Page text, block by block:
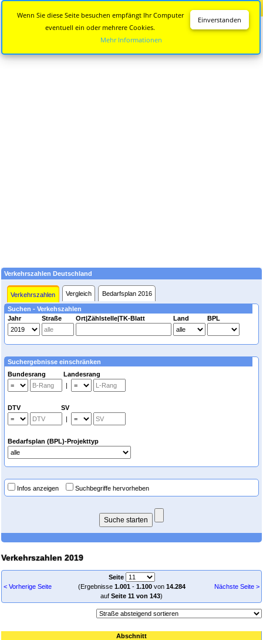
Verkehrszahlen Deutschland
Verkehrszahlen Vergleich Bedarfsplan 2016
Suchen - Verkehszahlen
Jahr
Straße Ort|Zählstelle|TK-Blatt Land BPL
Suchergebnisse einschränken
Bundesrang Landesrang
|
DTV SV
|
Bedarfsplan (BPL)-Projekttyp
Infos anzeigen Suchbegriffe hervorheben
Verkehrszahlen 2019
< Vorherige Seite
Seite
(Ergebnisse 1.001- 1.100von 14.284
auf Seite 11 von 143)
Nächste Seite >
Abschnitt
Einverstanden
Wenn Sie diese Seite besuchen empfängt Ihr Computer
eventuell ein oder mehrere Cookies.
Mehr Informationen